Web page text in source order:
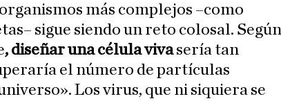
más complejos –como
sigue siendo un reto colosal.
, diseñar una célula vivasería tan
el número de partículas
Los virus, que ni siquiera se